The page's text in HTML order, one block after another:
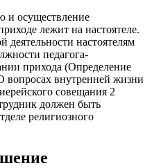
и осуществление
лежит на настоятеле.
деятельности настоятелям
педагога-
прихода (Определение
вопросах внутренней жизни
совещания 2
должен быть
религиозного